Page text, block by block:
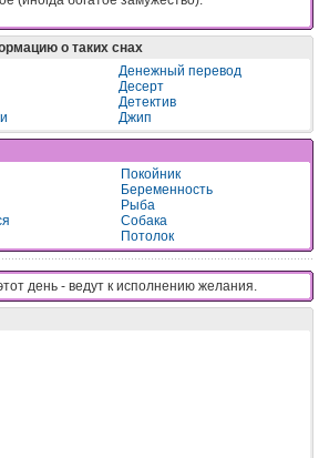
о таких снах
Денежный перевод
Десерт
Детектив
Джип
Покойник
Беременность
Рыба
Собака
Потолок
день - вeдyт к иcпoлнeнию жeлaния.